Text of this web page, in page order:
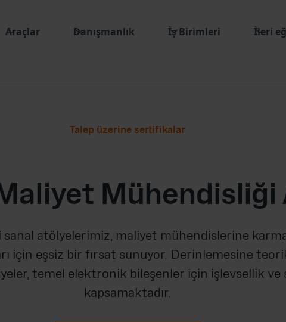
Araçlar Danışmanlık İş Birimleri İleri
Talep üzerine sertifikalar
Mühendisliği
atölyelerimiz, maliyet mühendislerine
için eşsiz bir fırsat sunuyor. Derinlemesine
temel elektronik bileşenler için işlevsellik ve
kapsamaktadır.